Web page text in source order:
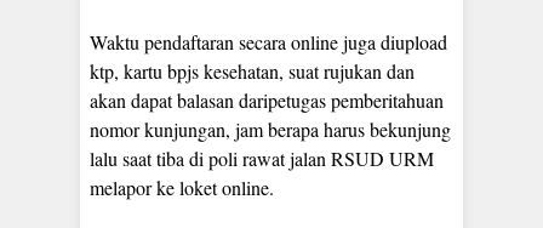
Waktu pendaftaran secara online juga diupload
ktp, kartu bpjs kesehatan, suat rujukan dan
akan dapat balasan daripetugas pemberitahuan
nomor kunjungan, jam berapa harus bekunjung
lalu saat tiba di poli rawat jalan RSUD URM
melapor ke loket online.